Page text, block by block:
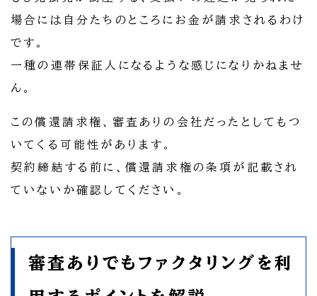
場合には自分たちのところにお金が請求されるわけ
です。
一種の連帯保証人になるような感じになりかねませ
ん。
この償還請求権、審査ありの会社だったとしてもつ
いてくる可能性があります。
契約締結する前に、償還請求権の条項が記載され
ていないか確認してください。
審査ありでもファクタリングを利